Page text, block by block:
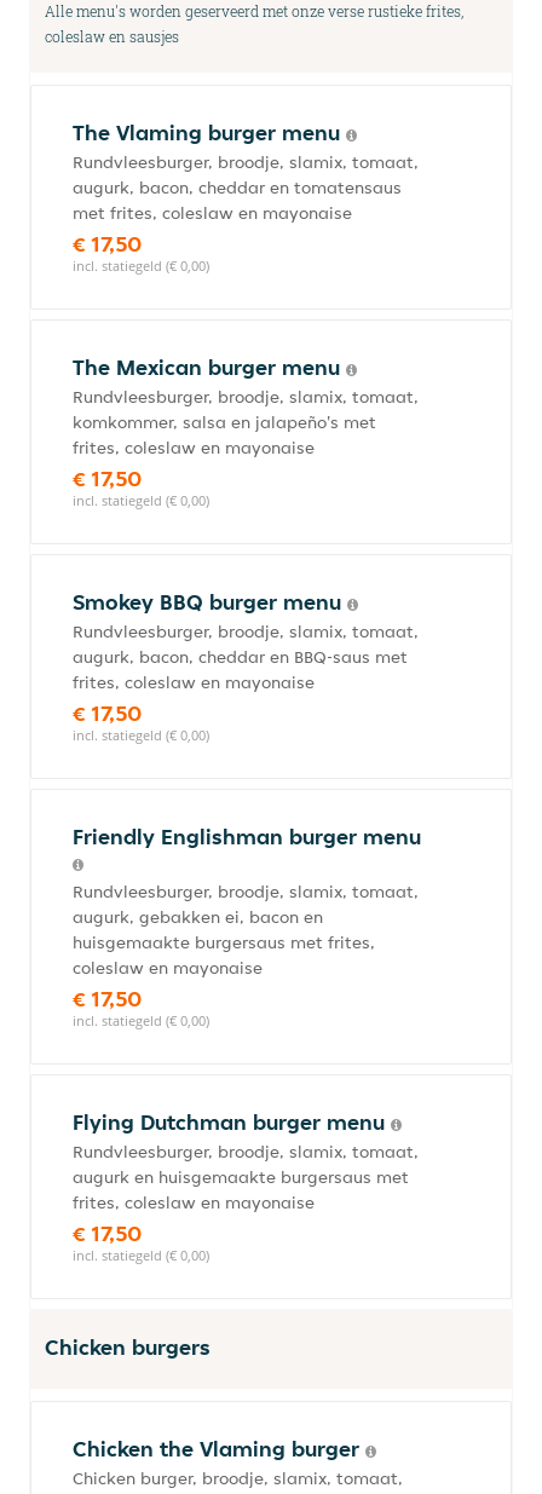
Alle menu's worden geserveerd met onze verse rustieke frites,
coleslaw en sausjes
The Vlaming burger menu
Rundvleesburger, broodje, slamix, tomaat,
augurk, bacon, cheddar en tomatensaus
met frites, coleslaw en mayonaise
€ 17,50
incl. statiegeld (€ 0,00)
The Mexican burger menu
Rundvleesburger, broodje, slamix, tomaat,
komkommer, salsa en jalapeño's met
frites, coleslaw en mayonaise
€ 17,50
incl. statiegeld (€ 0,00)
Smokey BBQ burger menu
Rundvleesburger, broodje, slamix, tomaat,
augurk, bacon, cheddar en BBQ-saus met
frites, coleslaw en mayonaise
€ 17,50
incl. statiegeld (€ 0,00)
Friendly Englishman burger menu
Rundvleesburger, broodje, slamix, tomaat,
augurk, gebakken ei, bacon en
huisgemaakte burgersaus met frites,
coleslaw en mayonaise
€ 17,50
incl. statiegeld (€ 0,00)
Flying Dutchman burger menu
Rundvleesburger, broodje, slamix, tomaat,
augurk en huisgemaakte burgersaus met
frites, coleslaw en mayonaise
€ 17,50
incl. statiegeld (€ 0,00)
Chicken burgers
Chicken the Vlaming burger
Chicken burger, broodje, slamix, tomaat,